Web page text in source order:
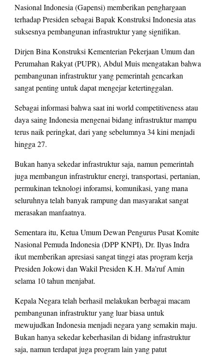
Nasional Indonesia (Gapensi) memberikan penghargaan
terhadap Presiden sebagai Bapak Konstruksi Indonesia atas
suksesnya pembangunan infrastruktur yang signifikan.
Dirjen Bina Konstruksi Kementerian Pekerjaan Umum dan
Perumahan Rakyat (PUPR), Abdul Muis mengatakan bahwa
pembangunan infrastruktur yang pemerintah gencarkan
sangat penting untuk dapat mengejar ketertinggalan.
Sebagai informasi bahwa saat ini world competitiveness atau
daya saing Indonesia mengenai bidang infrastruktur mampu
terus naik peringkat, dari yang sebelumnya 34 kini menjadi
hingga 27.
Bukan hanya sekedar infrastruktur saja, namun pemerintah
juga membangun infrastruktur energi, transportasi, pertanian,
permukinan teknologi inforamsi, komunikasi, yang mana
seluruhnya telah banyak rampung dan masyarakat sangat
merasakan manfaatnya.
Sementara itu, Ketua Umum Dewan Pengurus Pusat Komite
Nasional Pemuda Indonesia (DPP KNPI), Dr. Ilyas Indra
ikut memberikan apresiasi sangat tinggi atas program kerja
Presiden Jokowi dan Wakil Presiden K.H. Ma’ruf Amin
selama 10 tahun menjabat.
Kepala Negara telah berhasil melakukan berbagai macam
pembangunan infrastruktur yang luar biasa untuk
mewujudkan Indonesia menjadi negara yang semakin maju.
Bukan hanya sekedar keberhasilan di bidang infrastruktur
saja, namun terdapat juga program lain yang patut